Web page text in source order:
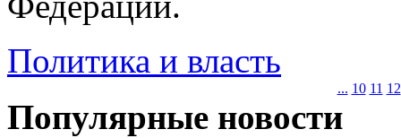
Политика и власть
... 10 11 12
Популярные новости